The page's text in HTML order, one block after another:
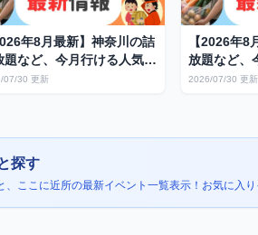
年8月最新】神奈川の詰
題など、今月行ける人気お
ベントまとめ
07/30 更新
【2026年8
放題など、
イベントま
2026/07/30 更新
探す
ここに近所の最新イベント一覧表示！ お気に入